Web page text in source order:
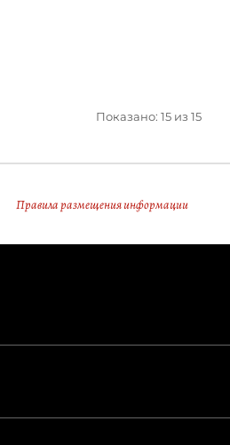
Показано: 15 из 15
Правила размещения информации